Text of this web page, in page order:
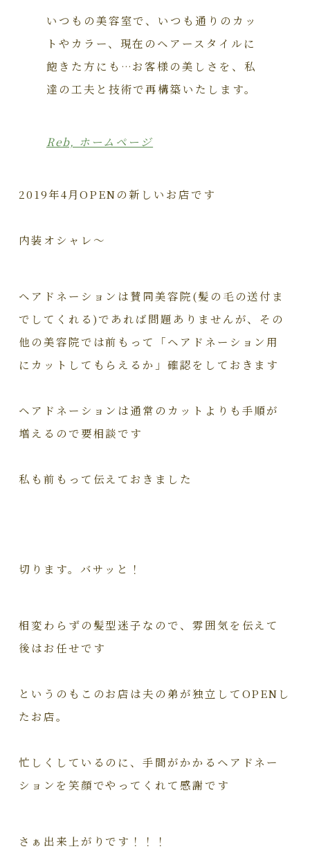
いつもの美容室で、いつも通りのカッ
トやカラー、現在のヘアースタイルに
飽きた方にも…お客様の美しさを、私
達の工夫と技術で再構築いたします。
Reb, ホームページ
2019年4月OPENの新しいお店です
内装オシャレ～
ヘアドネーションは賛同美容院(髪の毛の送付ま
でしてくれる)であれば問題ありませんが、その
他の美容院では前もって「ヘアドネーション用
にカットしてもらえるか」確認をしておきます
ヘアドネーションは通常のカットよりも手順が
増えるので要相談です
私も前もって伝えておきました
切ります。バサッと！
相変わらずの髪型迷子なので、雰囲気を伝えて
後はお任せです
というのもこのお店は夫の弟が独立してOPENし
たお店。
忙しくしているのに、手間がかかるヘアドネー
ションを笑顔でやってくれて感謝です
さぁ出来上がりです！！！